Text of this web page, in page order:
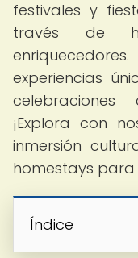
festivales y
través de
experiencias
celebraciones
¡Explora con
inmersión
homestays para
Índice